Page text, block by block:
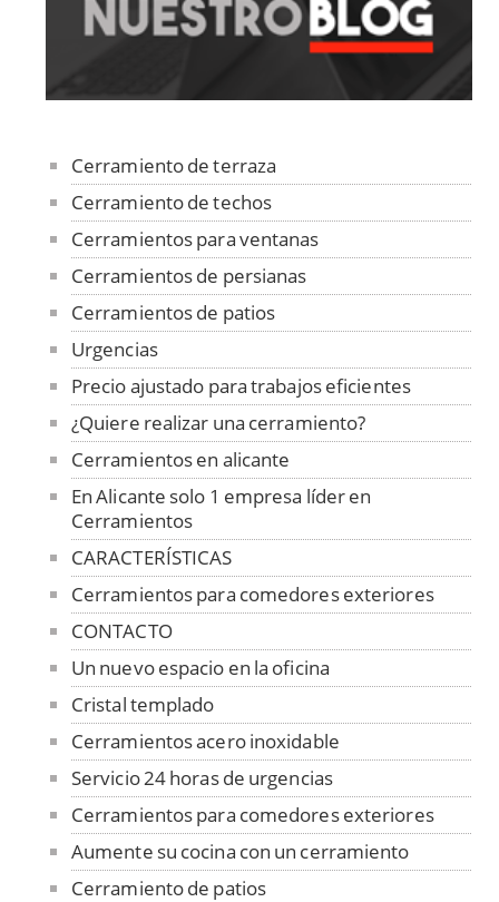
Cerramiento de terraza
Cerramiento de techos
Cerramientos para ventanas
Cerramientos de persianas
Cerramientos de patios
Urgencias
Precio ajustado para trabajos eficientes
¿Quiere realizar una cerramiento?
Cerramientos en alicante
En Alicante solo 1 empresa líder en
Cerramientos
CARACTERÍSTICAS
Cerramientos para comedores exteriores
CONTACTO
Un nuevo espacio en la oficina
Cristal templado
Cerramientos acero inoxidable
Servicio 24 horas de urgencias
Cerramientos para comedores exteriores
Aumente su cocina con un cerramiento
Cerramiento de patios